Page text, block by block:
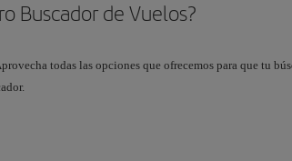
Buscador de Vuelos?
todas las opciones que ofrecemos para que tu